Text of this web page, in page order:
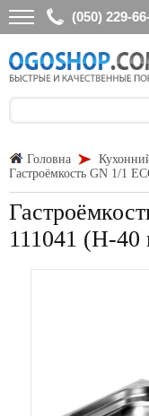
(050) 229-
Головна
Гастроёмкость GN 1/1
111041 (Н-40